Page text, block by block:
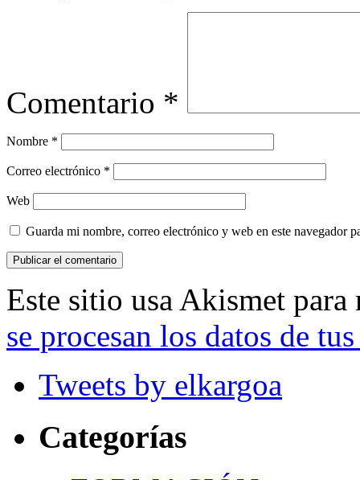
Comentario *
Nombre *
Correo electrónico *
Web
Guarda mi nombre, correo electrónico y web en este navegador
Este sitio usa Akismet
se procesan los datos de
Tweets by elkargoa
Categorías